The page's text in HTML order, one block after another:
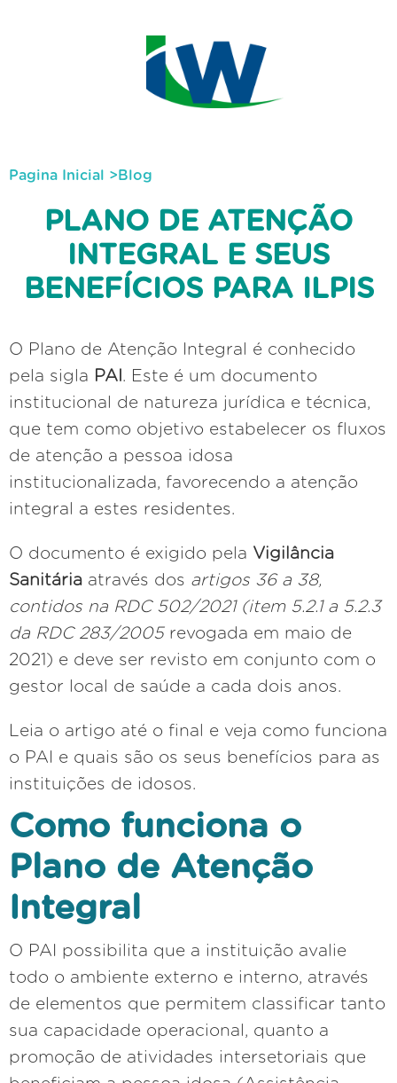
Pagina Inicial >Blog
PLANO DE ATENÇÃO
INTEGRAL E SEUS
BENEFÍCIOS PARA ILPIS
O Plano de Atenção Integral é conhecido
pela sigla PAI. Este é um documento
institucional de natureza jurídica e técnica,
que tem como objetivo estabelecer os fluxos
de atenção a pessoa idosa
institucionalizada, favorecendo a atenção
integral a estes residentes.
O documento é exigido pela Vigilância
Sanitária através dos artigos 36 a 38,
contidos na RDC 502/2021 (item 5.2.1 a 5.2.3
da RDC 283/2005 revogada em maio de
2021) e deve ser revisto em conjunto com o
gestor local de saúde a cada dois anos.
Leia o artigo até o final e veja como funciona
o PAI e quais são os seus benefícios para as
instituições de idosos.
Como funciona o
Plano de Atenção
Integral
O PAI possibilita que a instituição avalie
todo o ambiente externo e interno, através
de elementos que permitem classificar tanto
sua capacidade operacional, quanto a
promoção de atividades intersetoriais que